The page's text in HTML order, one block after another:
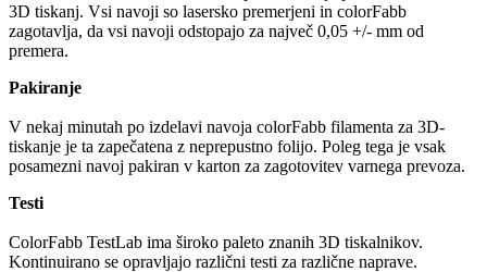
3D tiskanj. Vsi navoji so lasersko premerjeni in colorFabb
zagotavlja, da vsi navoji odstopajo za največ 0,05 +/- mm od
premera.
Pakiranje
V nekaj minutah po izdelavi navoja colorFabb filamenta za 3D-
tiskanje je ta zapečatena z neprepustno folijo. Poleg tega je vsak
posamezni navoj pakiran v karton za zagotovitev varnega prevoza.
Testi
ColorFabb TestLab ima široko paleto znanih 3D tiskalnikov.
Kontinuirano se opravljajo različni testi za različne naprave.